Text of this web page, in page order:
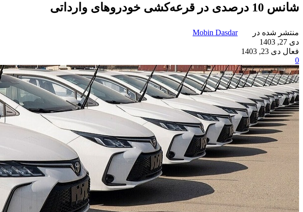
شانس 10 درصدی در قرعه‌کشی خودروهای وارداتی‌
منتشر شده در
Mobin Dasdar
دی 27, 1403
فعال دی 23, 1403
0